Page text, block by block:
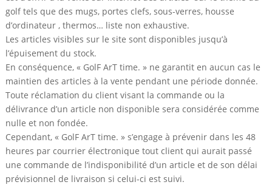
golf tels que des mugs, portes clefs, sous-verres, housse
d’ordinateur , thermos… liste non exhaustive.
Les articles visibles sur le site sont disponibles jusqu’à
l’épuisement du stock.
En conséquence, « GolF ArT time. » ne garantit en aucun cas le
maintien des articles à la vente pendant une période donnée.
Toute réclamation du client visant la commande ou la
délivrance d’un article non disponible sera considérée comme
nulle et non fondée.
Cependant, « GolF ArT time. » s’engage à prévenir dans les 48
heures par courrier électronique tout client qui aurait passé
une commande de l’indisponibilité d’un article et de son délai
prévisionnel de livraison si celui-ci est suivi.